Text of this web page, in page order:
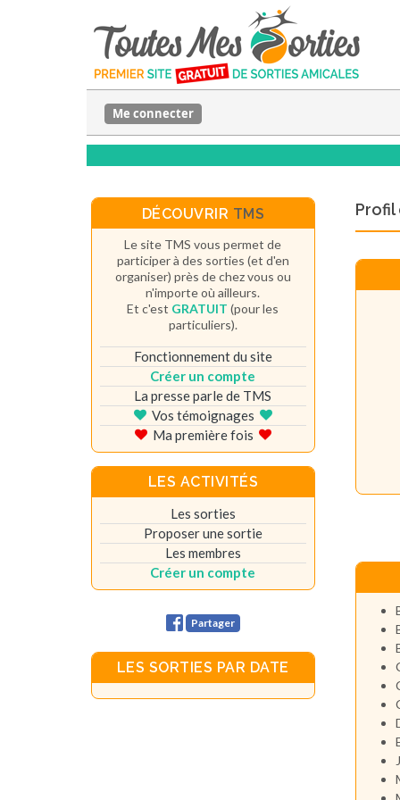
Me connecter
DÉCOUVRIR TMS
Le site TMS vous permet de
participer à des sorties (et d'en
organiser) près de chez vous ou
n'importe où ailleurs.
Et c'est GRATUIT (pour les
particuliers).
Fonctionnement du site
Créer un compte
La presse parle de TMS
Vos témoignages
Ma première fois
LES ACTIVITÉS
Les sorties
Proposer une sortie
Les membres
Créer un compte
Partager
LES SORTIES PAR DATE